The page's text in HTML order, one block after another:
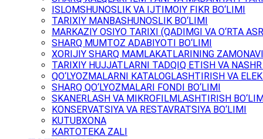
ISLOMSHUNOSLIK VA IJTIMOIY FIKR BO‘LIMI
TARIXIY MANBASHUNOSLIK BO‘LIMI
MARKAZIY OSIYO TARIXI (QADIMGI VA O‘RTA
SHARQ MUMTOZ ADABIYOTI BO‘LIMI
XORIJIY SHARQ MAMLAKATLARINING
TARIXIY HUJJATLARNI TADQIQ ETISH VA
QO‘LYOZMALARNI KATALOGLASHTIRISH VA
SHARQ QO‘LYOZMALARI FONDI BO‘LIMI
SKANERLASH VA MIKROFILMLASHTIRISH
KONSERVATSIYA VA RESTAVRATSIYA BO‘LIMI
KUTUBXONA
KARTOTEKA ZALI